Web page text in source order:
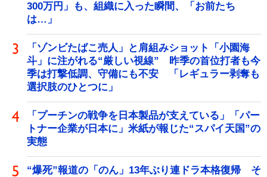
300万円」も、組織に入った瞬間、「お前たち
は…」
「ゾンビたばこ売人」と肩組みショット「小園海
斗」に注がれる“厳しい視線” 昨季の首位打者も今
季は打撃低調、守備にも不安 「レギュラー剥奪も
選択肢のひとつに」
「プーチンの戦争を日本製品が支えている」「パー
トナー企業が日本に」米紙が報じた“スパイ天国”の
実態
“爆死”報道の「のん」13年ぶり連ドラ本格復帰 そ